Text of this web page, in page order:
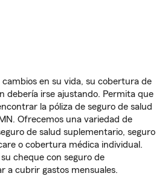
en su vida, su cobertura de
debería irse ajustando. Permita que
la póliza de seguro de salud
Ofrecemos una variedad de
de salud suplementario, seguro
o cobertura médica individual.
cheque con seguro de
a cubrir gastos mensuales.